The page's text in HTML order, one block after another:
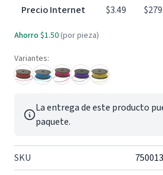
Precio Internet $3.49
Ahorro $1.50 (por pieza)
Variantes:
La entrega de este producto
paquete.
SKU